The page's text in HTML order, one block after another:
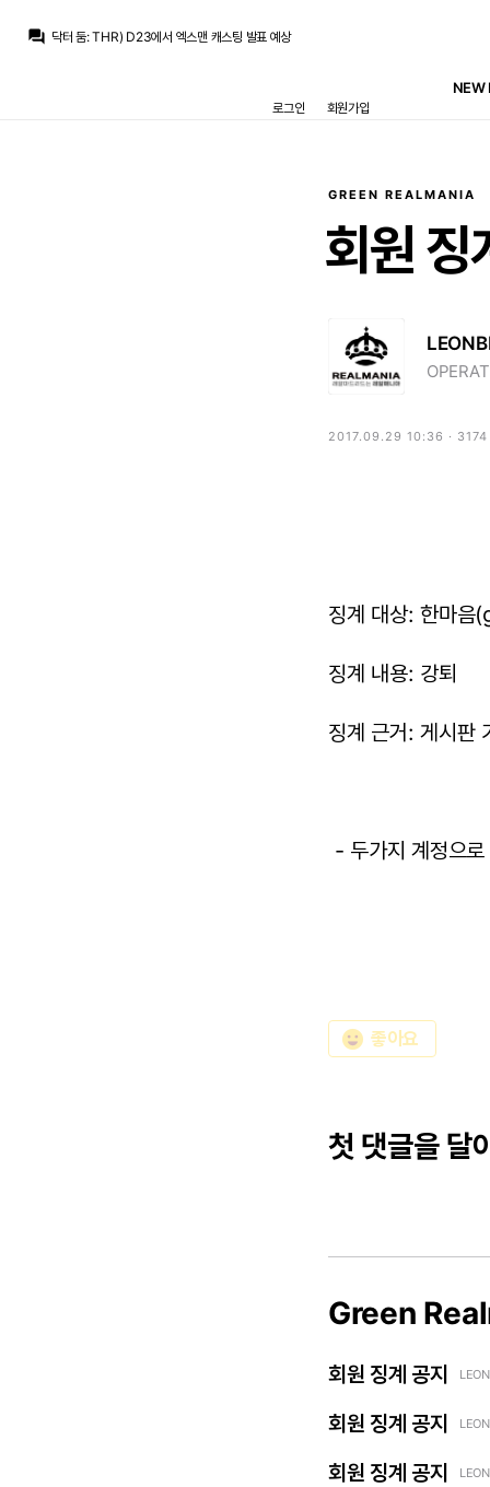
question_answer 닥터 둠:THR) D23에서 엑스맨 캐스팅 발표 예상
최선은 당연히 로드리 그냥 데려오는 거겠지만요.
NEW
로그인 회원가입
GREEN REALMANIA
회원 징
2017.09.29 10:36 · 3174
징계 대상: 한마
징계 내용: 강퇴
징계 근거: 게시판
- 두가지 계정으
emoji_emotions 좋아요
첫 댓글을 달
Green
회원 징계 공지
회원 징계 공지
회원 징계 공지